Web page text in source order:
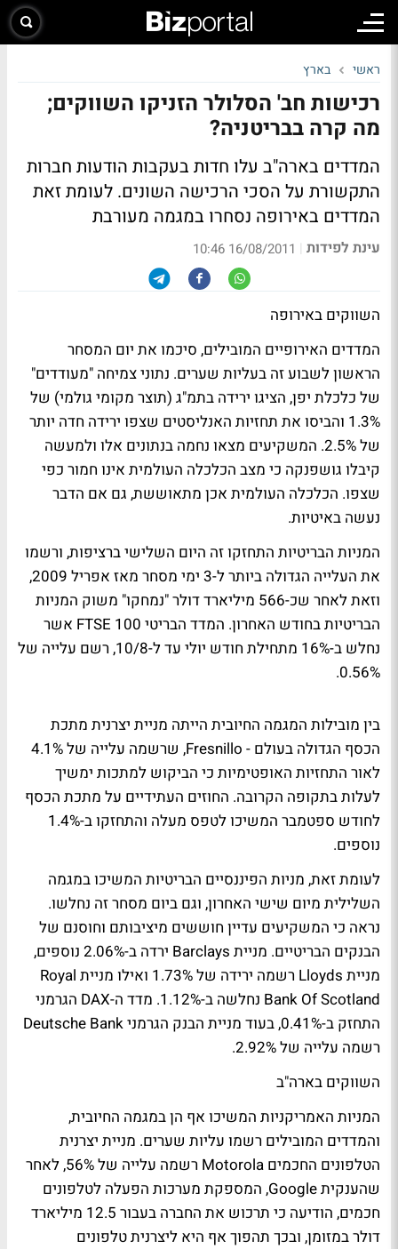
ראשי בארץ
רכישות חב' הסלולר הזניקו השווקים;
מה קרה בבריטניה?
המדדים בארה"ב עלו חדות בעקבות הודעות חברות
התקשורת על הסכי הרכישה השונים. לעומת זאת
המדדים באירופה נסחרו במגמה מעורבת
עינת לפידות |
16/08/2011 10:46
השווקים באירופה
המדדים האירופיים המובילים, סיכמו את יום המסחר
הראשון לשבוע זה בעליות שערים. נתוני צמיחה "מעודדים"
של כלכלת יפן, הציגו ירידה בתמ"ג (תוצר מקומי גולמי) של
1.3% והביסו את תחזיות האנליסטים שצפו ירידה חדה יותר
של 2.5%. המשקיעים מצאו נחמה בנתונים אלו ולמעשה
קיבלו גושפנקה כי מצב הכלכלה העולמית אינו חמור כפי
שצפו. הכלכלה העולמית אכן מתאוששת, גם אם הדבר
נעשה באיטיות.
המניות הבריטיות התחזקו זה היום השלישי ברציפות, ורשמו
את העלייה הגדולה ביותר ל-3 ימי מסחר מאז אפריל 2009,
וזאת לאחר שכ-566 מיליארד דולר "נמחקו" משוק המניות
הבריטיות בחודש האחרון. המדד הבריטי FTSE 100 אשר
נחלש ב-16% מתחילת חודש יולי עד ל-10/8, רשם עלייה של
0.56%.
בין מובילות המגמה החיובית הייתה מניית יצרנית מתכת
הכסף הגדולה בעולם - Fresnillo, שרשמה עלייה של 4.1%
לאור התחזיות האופטימיות כי הביקוש למתכות ימשיך
לעלות בתקופה הקרובה. החוזים העתידיים על מתכת הכסף
לחודש ספטמבר המשיכו לטפס מעלה והתחזקו ב-1.4%
נוספים.
לעומת זאת, מניות הפיננסיים הבריטיות המשיכו במגמה
השלילית מיום שישי האחרון, וגם ביום מסחר זה נחלשו.
נראה כי המשקיעים עדיין חוששים מיציבותם וחוסנם של
הבנקים הבריטיים. מניית Barclays ירדה ב-2.06% נוספים,
מניית Lloyds רשמה ירידה של 1.73% ואילו מניית Royal
Bank Of Scotland נחלשה ב-1.12%. מדד ה-DAX הגרמני
התחזק ב-0.41%, בעוד מניית הבנק הגרמני Deutsche Bank
רשמה עלייה של 2.92%.
השווקים בארה"ב
המניות האמריקניות המשיכו אף הן במגמה החיובית,
והמדדים המובילים רשמו עליות שערים. מניית יצרנית
הטלפונים החכמים Motorola רשמה עלייה של 56%, לאחר
שהענקית Google, המספקת מערכות הפעלה לטלפונים
חכמים, הודיעה כי תרכוש את החברה בעבור 12.5 מיליארד
דולר במזומן, ובכך תהפוך אף היא ליצרנית טלפונים